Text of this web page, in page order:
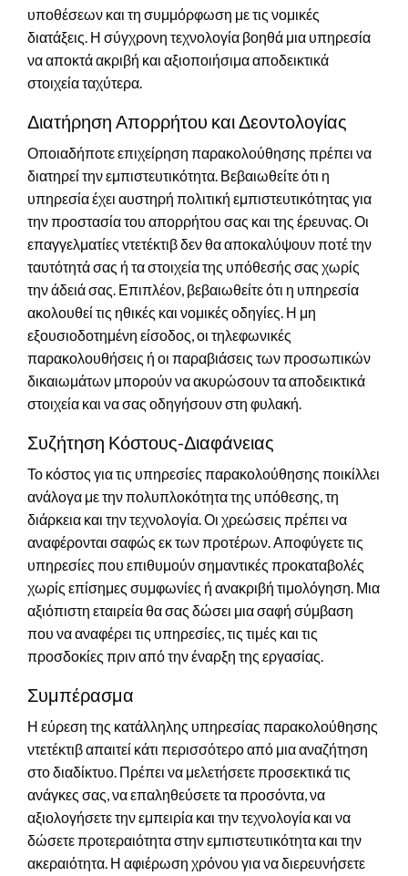
υποθέσεων και τη συμμόρφωση με τις νομικές
διατάξεις. Η σύγχρονη τεχνολογία βοηθά μια υπηρεσία
να αποκτά ακριβή και αξιοποιήσιμα αποδεικτικά
στοιχεία ταχύτερα.
Διατήρηση Απορρήτου και Δεοντολογίας
Οποιαδήποτε επιχείρηση παρακολούθησης πρέπει να
διατηρεί την εμπιστευτικότητα. Βεβαιωθείτε ότι η
υπηρεσία έχει αυστηρή πολιτική εμπιστευτικότητας για
την προστασία του απορρήτου σας και της έρευνας. Οι
επαγγελματίες ντετέκτιβ δεν θα αποκαλύψουν ποτέ την
ταυτότητά σας ή τα στοιχεία της υπόθεσής σας χωρίς
την άδειά σας. Επιπλέον, βεβαιωθείτε ότι η υπηρεσία
ακολουθεί τις ηθικές και νομικές οδηγίες. Η μη
εξουσιοδοτημένη είσοδος, οι τηλεφωνικές
παρακολουθήσεις ή οι παραβιάσεις των προσωπικών
δικαιωμάτων μπορούν να ακυρώσουν τα αποδεικτικά
στοιχεία και να σας οδηγήσουν στη φυλακή.
Συζήτηση Κόστους-Διαφάνειας
Το κόστος για τις υπηρεσίες παρακολούθησης ποικίλλει
ανάλογα με την πολυπλοκότητα της υπόθεσης, τη
διάρκεια και την τεχνολογία. Οι χρεώσεις πρέπει να
αναφέρονται σαφώς εκ των προτέρων. Αποφύγετε τις
υπηρεσίες που επιθυμούν σημαντικές προκαταβολές
χωρίς επίσημες συμφωνίες ή ανακριβή τιμολόγηση. Μια
αξιόπιστη εταιρεία θα σας δώσει μια σαφή σύμβαση
που να αναφέρει τις υπηρεσίες, τις τιμές και τις
προσδοκίες πριν από την έναρξη της εργασίας.
Συμπέρασμα
Η εύρεση της κατάλληλης υπηρεσίας παρακολούθησης
ντετέκτιβ απαιτεί κάτι περισσότερο από μια αναζήτηση
στο διαδίκτυο. Πρέπει να μελετήσετε προσεκτικά τις
ανάγκες σας, να επαληθεύσετε τα προσόντα, να
αξιολογήσετε την εμπειρία και την τεχνολογία και να
δώσετε προτεραιότητα στην εμπιστευτικότητα και την
ακεραιότητα. Η αφιέρωση χρόνου για να διερευνήσετε